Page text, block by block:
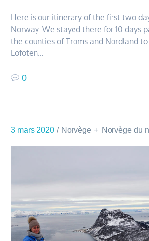
Here is our itinerary of the first two
Norway. We stayed there for 10 days
the counties of Troms and Nordland
Lofoten…
0
3 mars 2020 Norvège Norvège du